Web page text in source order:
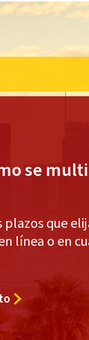
se
que
línea o en
para
certificados
share